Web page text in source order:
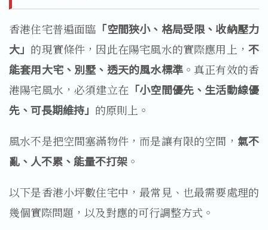
香港住宅普遍面臨 「空間狹小、格局受限、收納壓力
大」 的現實條件，因此在陽宅風水的實際應用上，不
能套用大宅、別墅、透天的風水標準。真正有效的香
港陽宅風水，必須建立在 「小空間優先、生活動線優
先、可長期維持」 的原則上。
風水不是把空間塞滿物件，而是讓有限的空間， 氣不
亂、人不累、能量不打架 。
以下是香港小坪數住宅中，最常見、也最需要處理的
幾個實際問題，以及對應的可行調整方式。